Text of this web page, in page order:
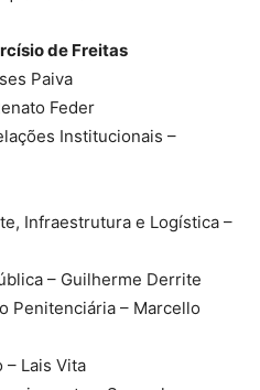
de Freitas
Paiva
Feder
Institucionais –
Infraestrutura e Logística –
– Guilherme Derrite
Penitenciária – Marcello
– Lais Vita